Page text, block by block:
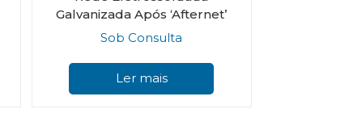
Galvanizada Após ‘Afternet’
Sob Consulta
Ler mais